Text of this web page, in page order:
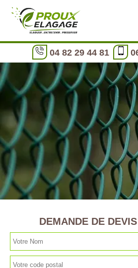
04 82 29 44 81
DEMANDE DE